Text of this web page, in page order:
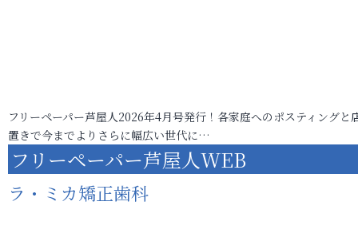
フリーペーパー芦屋人2026年4月号発行！各家庭へのポスティングと
置きで今までよりさらに幅広い世代に…
フリーペーパー芦屋人WEB
ラ・ミカ矯正歯科